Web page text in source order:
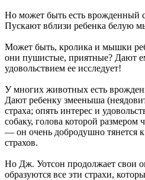
Но может быть есть врожденный
Пускают вблизи ребенка белую
Может быть, кролика и мышки
они пушистые, приятные? Дают
удовольствием ее исследует!
У многих животных есть
Дают ребенку змееныша
страха; опять интерес и
собаку, голова которой размером
— он очень добродушно тянется
страхов.
Но Дж. Уотсон продолжает свои
образуются все эти страхи,